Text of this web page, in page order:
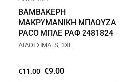
ΒΑΜΒΑΚΕΡΗ
ΜΑΚΡΥΜΑΝΙΚΗ ΜΠΛΟΥΖΑ
PACO ΜΠΛΕ ΡΑΦ 2481824
ΔΙΑΘΕΣΙΜΑ: S, 3XL
€11.00 €9.00